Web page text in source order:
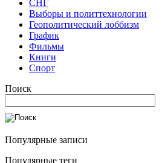
СНГ
Выборы и политтехнологии
Геополитический лоббизм
График
Фильмы
Книги
Спорт
Поиск
Популярные записи
Популярные теги